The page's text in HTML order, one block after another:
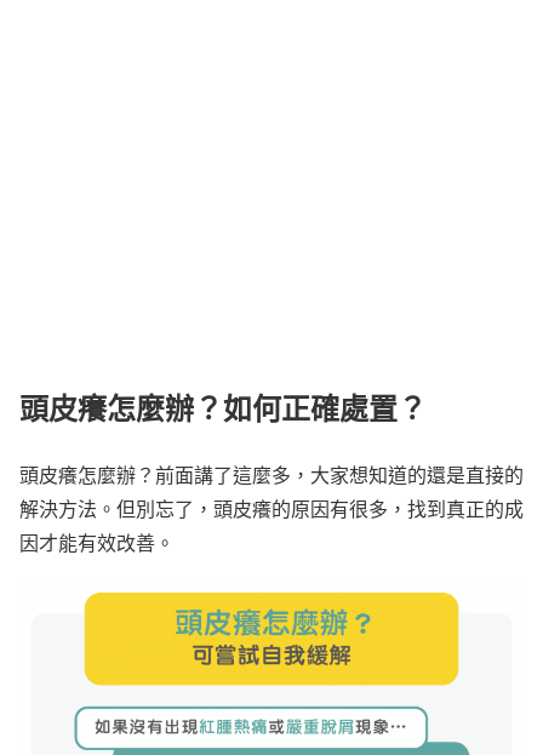
頭皮癢怎麼辦？如何正確處置？
頭皮癢怎麼辦？前面講了這麼多，大家想知道的還是直接的
解決方法。但別忘了，頭皮癢的原因有很多，找到真正的成
因才能有效改善。